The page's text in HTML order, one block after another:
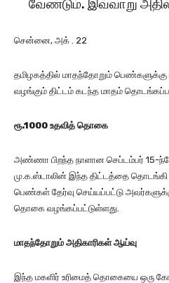
வேண்டும். இவ்வாறு அதில்
சென்னை, அக் . 22
தமிழகத்தில் மாதந்தோறும் பெண்களுக்கு
வழங்கும் திட்டம் கடந்த மாதம்
ரூ.1000 உதவித் தொகை
அண்ணா பிறந்த நாளான செப்டம்பர் 15-
மு.க.ஸ்டாலின் இந்த திட்டத்தை தொடங்கி
பெண்கள் தேர்வு செய்யப்பட்டு
தொகை வழங்கப்பட்டுள்ளது.
மாதந்தோறும் அதிகாரிகள் ஆய்வு
இந்த மகளிர் உரிமைத் தொகையை ஒரு